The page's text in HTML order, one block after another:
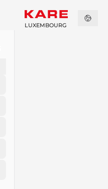
LUXEMBOURG